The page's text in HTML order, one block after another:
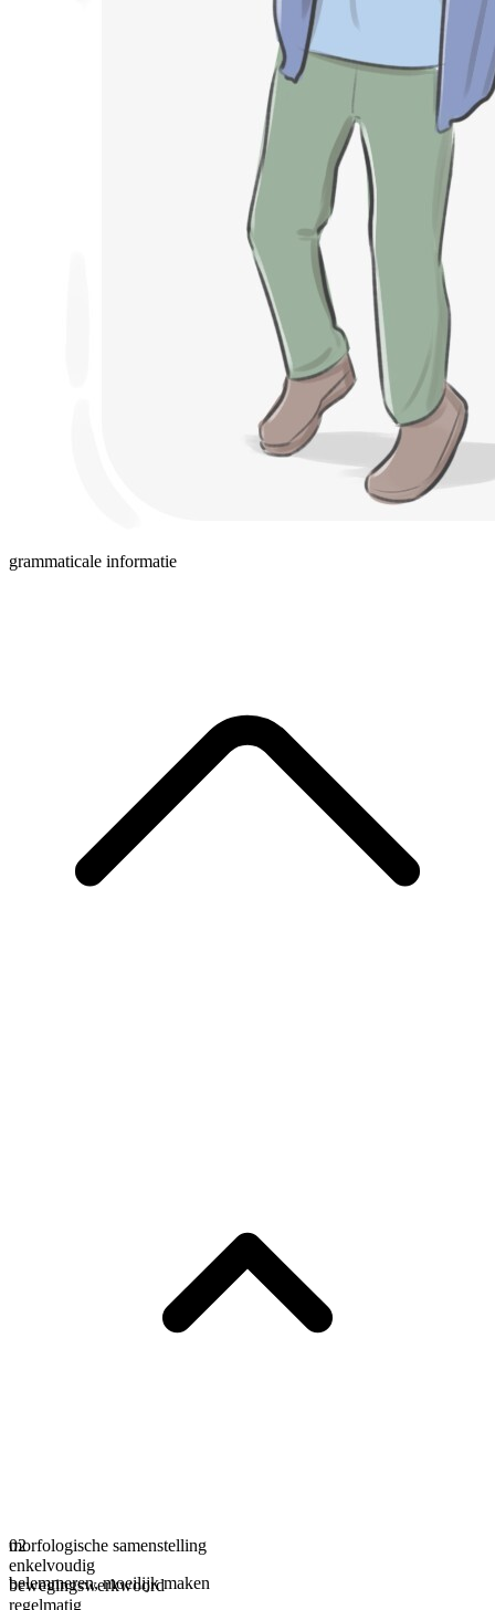
grammaticale informatie
morfologische samenstelling
enkelvoudig
bewegingswerkwoord
regelmatig
02
belemmeren,moeilijk maken